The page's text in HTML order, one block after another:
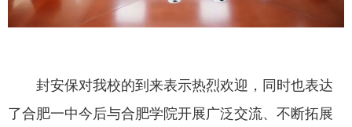
封安保对我校的到来表示热烈欢迎，同时也表达
了合肥一中今后与合肥学院开展广泛交流、不断拓展